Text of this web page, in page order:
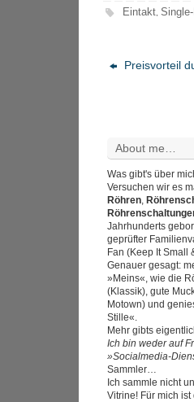
Eintakt ,
Preisvorteil
About me…
Was gibt's über
Versuchen wir es
Röhren,
Jahrhunderts
geprüfter
Fan (Keep It Small
Genauer gesagt:
»Meins«, wie die
(Klassik), gute
Motown) und
Stille«.
Mehr gibts
Ich bin weder auf
»Socialmedia-
Sammler…
Ich sammle nicht
Vitrine! Für mich